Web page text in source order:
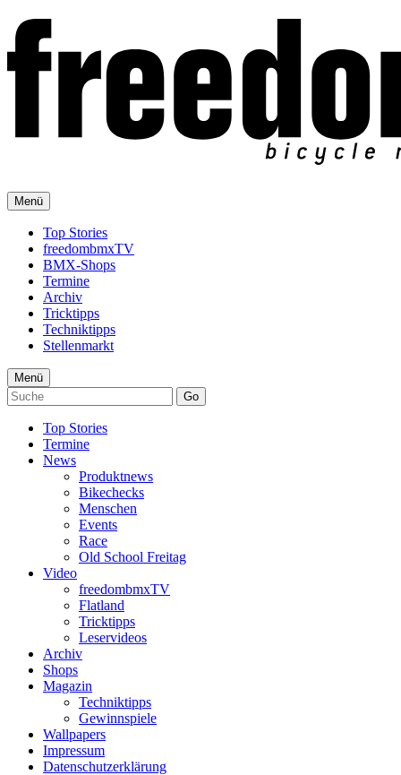
Menü
Top Stories
freedombmxTV
BMX-Shops
Termine
Archiv
Tricktipps
Techniktipps
Stellenmarkt
Menü
Go
Top Stories
Termine
News
Produktnews
Bikechecks
Menschen
Events
Race
Old School Freitag
Video
freedombmxTV
Flatland
Tricktipps
Leservideos
Archiv
Shops
Magazin
Techniktipps
Gewinnspiele
Wallpapers
Impressum
Datenschutzerklärung